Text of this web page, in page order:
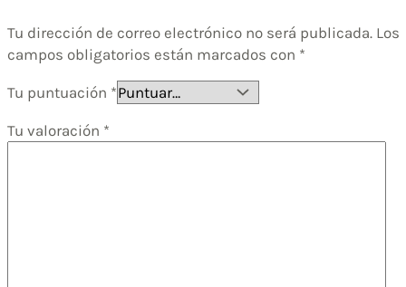
Tu dirección de correo electrónico no será publicada. Los
campos obligatorios están marcados con *
Tu puntuación *
Tu valoración *